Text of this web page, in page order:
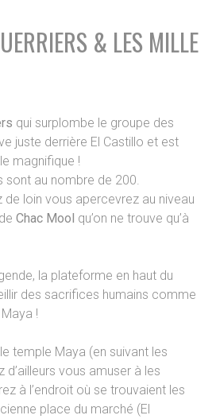
& LES MILLE
qui surplombe le groupe des
juste derrière El Castillo et est
magnifique !
sont au nombre de 200.
loin vous apercevrez au niveau
Chac Mool qu’on ne trouve qu’à
la plateforme en haut du
des sacrifices humains comme
!
temple Maya (en suivant les
vous amuser à les
à l’endroit où se trouvaient les
place du marché (El